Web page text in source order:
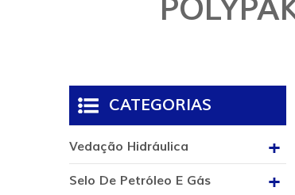
CATEGORIAS
Vedação Hidráulica
Selo De Petróleo E Gás